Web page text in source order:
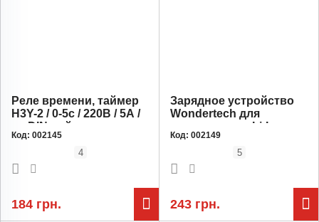
Реле времени, таймер
H3Y-2 / 0-5с / 220В / 5А /
на DIN-рейку
Код: 002145
4
184 грн.
Зарядное устройство
Wondertech для
аккумулятора Li-Ion
14.6V 3A
Код: 002149
5
243 грн.